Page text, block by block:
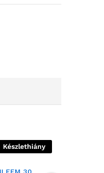
Készlethiány